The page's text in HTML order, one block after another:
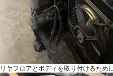
リヤフロアとボディを取り付けるため